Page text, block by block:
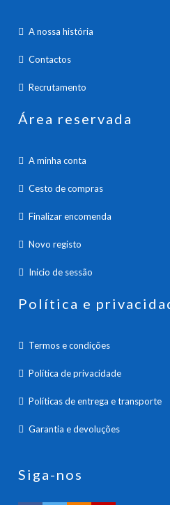
A nossa história
Contactos
Recrutamento
Área reservada
A minha conta
Cesto de compras
Finalizar encomenda
Novo registo
Inicio de sessão
Política e
Termos e condições
Política de privacidade
Políticas de entrega e transporte
Garantia e devoluções
Siga-nos